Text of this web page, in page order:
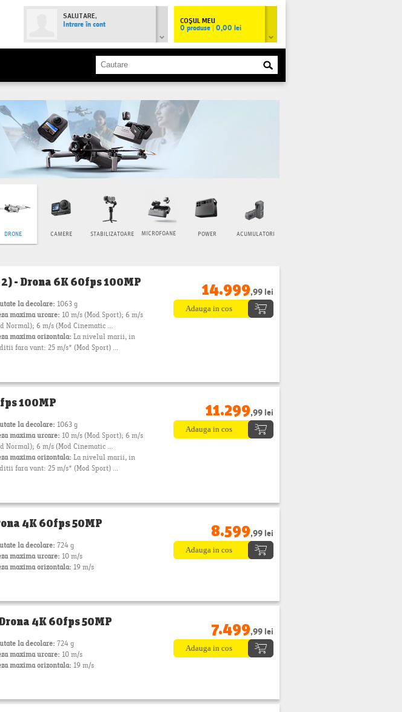
COŞUL MEU
0 produse|0,00 lei
SALUTARE,
Intrare în cont
DRONE CAMERE STABILIZATOARE MICROFOANE POWER ACUMULATORI
- Drona 6K 60fps 100MP
la decolare: 1063 g
maxima urcare: 10 m/s (Mod Sport); 6 m/s
Normal); 6 m/s (Mod Cinematic ...
maxima orizontala:La nivelul marii, in
fara vant: 25 m/s* (Mod Sport) ...
14.999,99 lei
100MP
la decolare: 1063 g
maxima urcare: 10 m/s (Mod Sport); 6 m/s
Normal); 6 m/s (Mod Cinematic ...
maxima orizontala:La nivelul marii, in
fara vant: 25 m/s* (Mod Sport) ...
11.299,99 lei
4K 60fps 50MP
la decolare:724 g
maxima urcare: 10 m/s
maxima orizontala: 19 m/s
8.599,99 lei
4K 60fps 50MP
la decolare:724 g
maxima urcare: 10 m/s
maxima orizontala: 19 m/s
7.499,99 lei